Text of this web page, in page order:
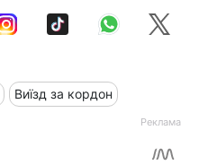
Виїзд за кордон